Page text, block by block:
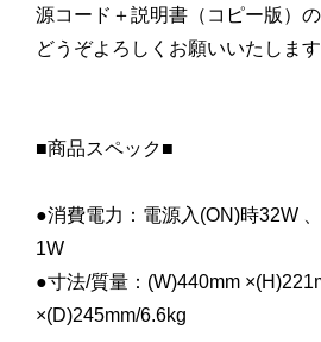
源コード＋説明書（コピー版）
どうぞよろしくお願いいたします
■商品スペック■
●消費電力：電源入(ON)時32W
1W
●寸法/質量：(W)440mm
×(D)245mm/6.6kg